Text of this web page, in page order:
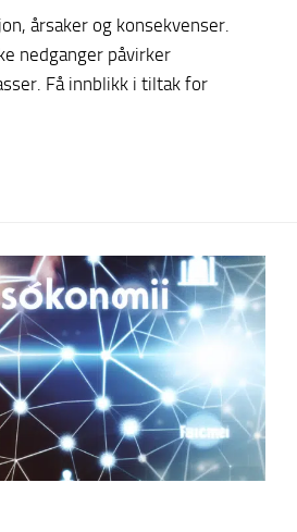
årsaker og konsekvenser.
nedganger påvirker
Få innblikk i tiltak for